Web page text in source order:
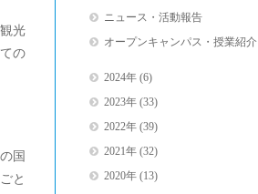
光
の
国
と
ニュース・活動報告
オープンキャンパス・授業紹介
2024年(6)
2023年(33)
2022年(39)
2021年(32)
2020年(13)